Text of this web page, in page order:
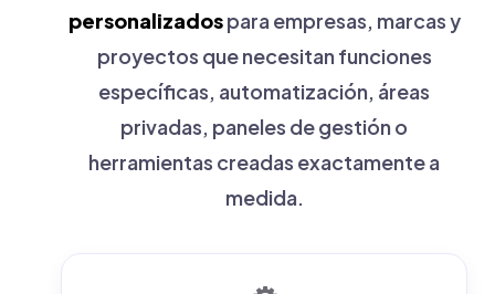
personalizadospara empresas, marcas y
proyectos que necesitan funciones
específicas, automatización, áreas
privadas, paneles de gestión o
herramientas creadas exactamente a
medida.